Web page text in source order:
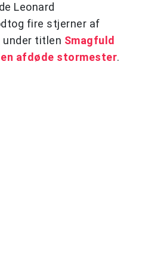
Leonard
fire stjerner af
under titlen Smagfuld
afdøde stormester.